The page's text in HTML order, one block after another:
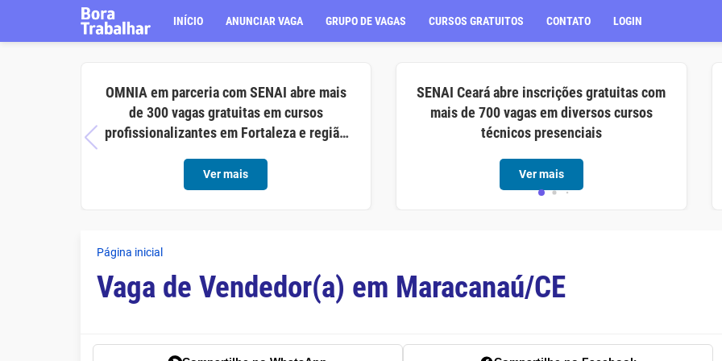
INÍCIO ANUNCIAR VAGA GRUPO DE VAGAS CURSOS GRATUITOS CONTATO LOGIN
OMNIA em parceria com SENAI abre mais
de 300 vagas gratuitas em cursos
profissionalizantes em Fortaleza e região
Ver mais
SENAI Ceará abre inscrições gratuitas com
mais de 700 vagas em diversos cursos
técnicos presenciais
Ver mais
Página inicial
Vaga de Vendedor(a) em Maracanaú/CE